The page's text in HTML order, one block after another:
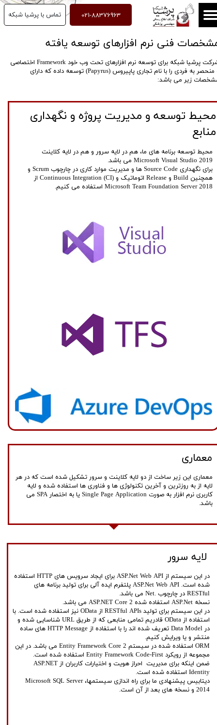
تماس با پرشیا شبکه 021-88376963
فنی نرم افزارهای توسعه یافته
شرکت پرشیا شبکه برای توسعه نرم افزارهای تحت وب خود Framework اختصاصی
و منحصر به فردی را با نام تجاری پاپیروس (Papyrus) توسعه داده که دارای
زیر می باشد:​​​​​​​
​​​​​​​محیط توسعه برنامه های ما، هم در لایه سرور و هم در لایه کلاینت
Microsoft Visual Studio 2019 می باشد.
برای نگهداری Source Code ها و مدیریت موارد کاری در چارچوب Scrum و
همچنین Build و Release اتوماتیک و Continuous Integration (CI) از
Microsoft Team Foundation Server 2018 استفاده می کنیم.
محیط توسعه و مدیریت پروژه و نگهداری
منابع​​​​​
معماری
معماری این زیر ساخت از دو لایه کلاینت و سرور تشکیل شده است که در هر
لایه از به روزترین و آخرین تکنولوژی ها و فناوری ها استفاده شده و لایه
کاربری نرم افزار به صورت Single Page Application یا به اختصار SPA می
باشد.
در این سیستم از ASP.Net Web API برای ایجاد سرویس های HTTP استفاده
شده است. ASP.Net Web API پلتفرم ایده آلی برای تولید برنامه های
RESTful در چارچوب .Net می باشد.
نسخه ASP.Net استفاده شده ASP.NET Core 2 می باشد.
در این سیستم برای تولید RESTful APIs از OData نیز استفاده شده است. با
استفاده از OData قادریم تمامی منابعی که از طریق URL شناسایی شده و
در Data Model تعریف شده اند را با استفاده از HTTP Message های ساده
منتشر و یا ویرایش کنیم.
ORM استفاده شده در سیستم Entity Framework Core 2 می باشد. در این
مجموعه از رویکرد Entity Framework Code-First استفاده شده است.
ضمن اینکه برای مدیریت احراز هویت و اختیارات کاربران از ASP.NET
Identity استفاده شده است.
دیتابیس پیشنهادی ما برای راه اندازی سیستمها، Microsoft SQL Server
2014 و نسخه های بعد از آن است.​​​​​​​
لایه سرور